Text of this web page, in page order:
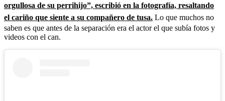
orgullosa de su perrihijo”, escribió en la fotografía, resaltando
el cariño que siente a su compañero de tusa. Lo que muchos no
saben es que antes de la separación era el actor el que subía fotos y
videos con el can.